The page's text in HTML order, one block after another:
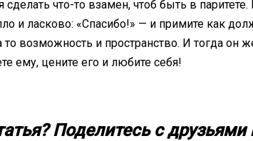
что-то взамен, чтоб быть в
и ласково: «Спасибо!» — и примите как
возможность и пространство. И тогда он
ему, цените его и любите себя!
Поделитесь с друзьями